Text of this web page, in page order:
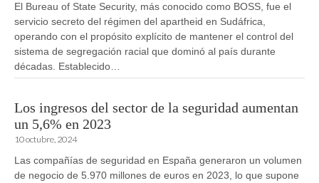
El Bureau of State Security, más conocido como BOSS, fue el
servicio secreto del régimen del apartheid en Sudáfrica,
operando con el propósito explícito de mantener el control del
sistema de segregación racial que dominó al país durante
décadas. Establecido…
Los ingresos del sector de la seguridad aumentan
un 5,6% en 2023
10 octubre, 2024
Las compañías de seguridad en España generaron un volumen
de negocio de 5.970 millones de euros en 2023, lo que supone